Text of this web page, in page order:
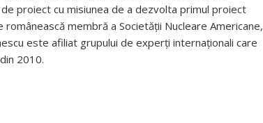
proiect cu misiunea de a dezvolta primul proiect
membră a Societății Nucleare Americane,
este afiliat grupului de experți internaționali care
2010.